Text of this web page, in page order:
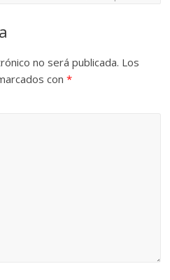
no será publicada. Los
con*